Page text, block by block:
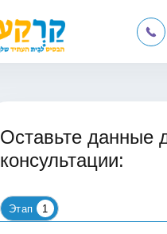
Оставьте данные
консультации:
Этап 1